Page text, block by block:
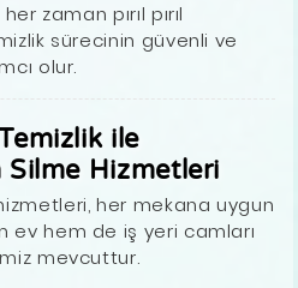
zaman pırıl pırıl
sürecinin güvenli ve
olur.
ile
Silme Hizmetleri
her mekana uygun
ev hem de iş yeri camları
mevcuttur.